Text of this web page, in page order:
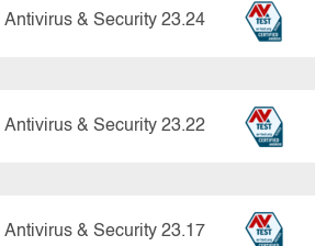
Antivirus & Security 23.24
Antivirus & Security 23.22
Antivirus & Security 23.17